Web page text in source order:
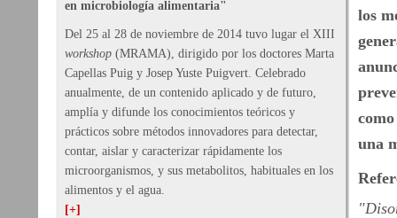
en microbiología alimentaria"
Del 25 al 28 de noviembre de 2014 tuvo lugar el XIII
workshop (MRAMA), dirigido por los doctores Marta
Capellas Puig y Josep Yuste Puigvert. Celebrado
anualmente, de un contenido aplicado y de futuro,
amplía y difunde los conocimientos teóricos y
prácticos sobre métodos innovadores para detectar,
contar, aislar y caracterizar rápidamente los
microorganismos, y sus metabolitos, habituales en los
alimentos y el agua.
[+]
los
una